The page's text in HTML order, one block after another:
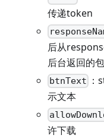
传递token
后从
后台返回的
btnText
示文本
许下载